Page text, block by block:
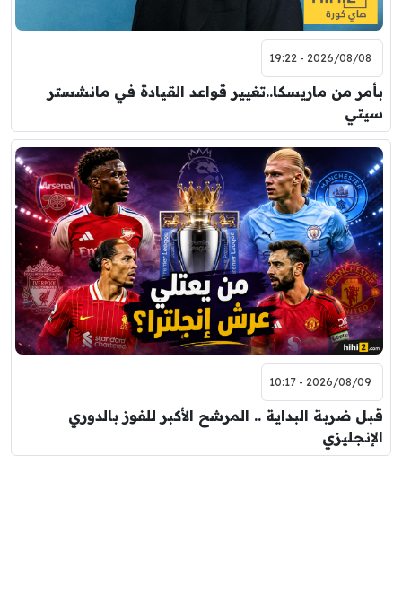
2026/08/08 - 19:22
بأمر من ماريسكا..تغيير قواعد القيادة في مانشستر
سيتي
2026/08/09 - 10:17
قبل ضربة البداية .. المرشح الأكبر للفوز بالدوري
الإنجليزي